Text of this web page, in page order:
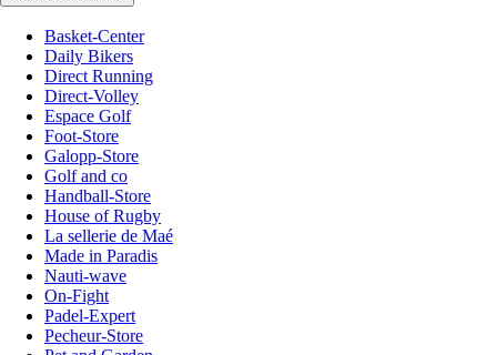
Basket-Center
Daily Bikers
Direct Running
Direct-Volley
Espace Golf
Foot-Store
Galopp-Store
Golf and co
Handball-Store
House of Rugby
La sellerie de Maé
Made in Paradis
Nauti-wave
On-Fight
Padel-Expert
Pecheur-Store